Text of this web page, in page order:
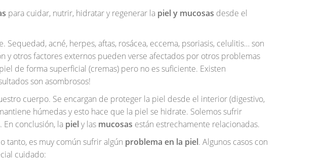
para cuidar, nutrir, hidratar y regenerar la piel y mucosas desde el
acné, herpes, aftas, rosácea, eccema, psoriasis, celulitis… son
y otros factores externos pueden verse afectados por otros problemas
de forma superficial (cremas) pero no es suficiente. Existen
son asombrosos!
cuerpo. Se encargan de proteger la piel desde el interior (digestivo,
húmedas y esto hace que la piel se hidrate. Solemos sufrir
conclusión, la piel y las mucosas están estrechamente relacionadas.
tanto, es muy común sufrir algún problema en la piel. Algunos casos con
cuidado: